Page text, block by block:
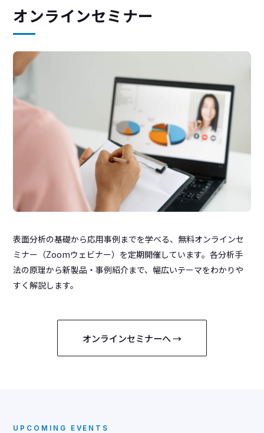
オンラインセミナー
表面分析の基礎から応用事例までを学べる、無料オンラインセ
ミナー（Zoomウェビナー）を定期開催しています。各分析手
法の原理から新製品・事例紹介まで、幅広いテーマをわかりや
すく解説します。
オンラインセミナーへ →
UPCOMING EVENTS